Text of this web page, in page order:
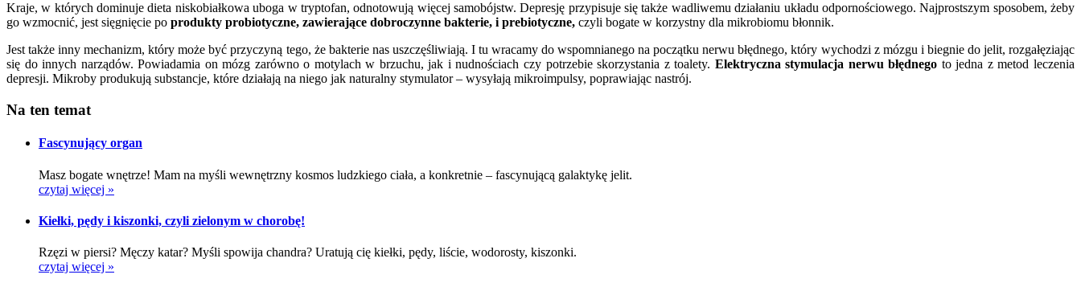
Kraje, w których dominuje dieta niskobiałkowa uboga w tryptofan, odnotowują więcej samobójstw. Depresję przypisuje się także wadliwemu działaniu układu odpornościowego. Najprostszym sposobem, żeby
go wzmocnić, jest sięgnięcie po produkty probiotyczne, zawierające dobroczynne bakterie, i prebiotyczne, czyli bogate w korzystny dla mikrobiomu błonnik.
Jest także inny mechanizm, który może być przyczyną tego, że bakterie nas uszczęśliwiają. I tu wracamy do wspomnianego na początku nerwu błędnego, który wychodzi z mózgu i biegnie do jelit, rozgałęziając
się do innych narządów. Powiadamia on mózg zarówno o motylach w brzuchu, jak i nudnościach czy potrzebie skorzystania z toalety. Elektryczna stymulacja nerwu błędnego to jedna z metod leczenia
depresji. Mikroby produkują substancje, które działają na niego jak naturalny stymulator – wysyłają mikroimpulsy, poprawiając nastrój.
Na ten temat
Fascynujący organ
Masz bogate wnętrze! Mam na myśli wewnętrzny kosmos ludzkiego ciała, a konkretnie – fascynującą galaktykę jelit.
czytaj więcej »
Kiełki, pędy i kiszonki, czyli zielonym w chorobę!
Rzęzi w piersi? Męczy katar? Myśli spowija chandra? Uratują cię kiełki, pędy, liście, wodorosty, kiszonki.
czytaj więcej »